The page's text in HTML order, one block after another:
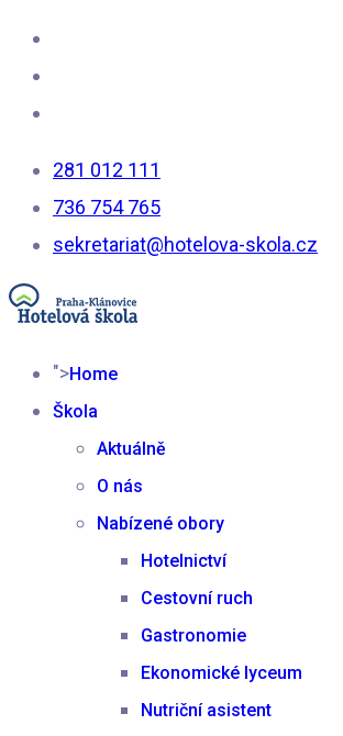
281 012 111
736 754 765
sekretariat@hotelova-skola.cz
">Home
Škola
Aktuálně
O nás
Nabízené obory
Hotelnictví
Cestovní ruch
Gastronomie
Ekonomické lyceum
Nutriční asistent